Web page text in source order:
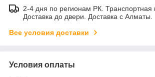
2-4 дня по регионам РК. Транспортная
Доставка до двери. Доставка с Алматы.
Все условия доставки
Условия оплаты